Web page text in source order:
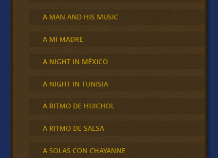
A MAN AND HIS MUSIC
A MI MADRE
A NIGHT IN MÉXICO
A NIGHT IN TUNISIA
A RITMO DE HUICHOL
A RITMO DE SALSA
A SOLAS CON CHAYANNE